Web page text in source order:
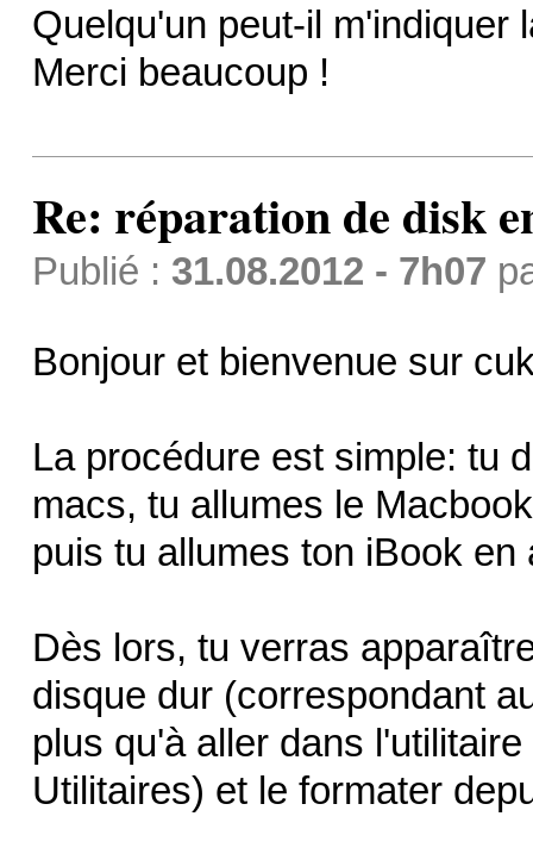
Quelqu'un peut-il m'indiquer
Merci beaucoup !
Re: réparation de disk
Publié : 31.08.2012 - 7h07
Bonjour et bienvenue sur
La procédure est simple: tu
macs, tu allumes le
puis tu allumes ton iBook
Dès lors, tu verras
disque dur (correspondant
plus qu'à aller dans
Utilitaires) et le formater